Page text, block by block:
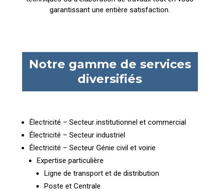
garantissant une entière satisfaction.
Notre gamme de services
diversifiés
Électricité – Secteur institutionnel et commercial
Électricité – Secteur industriel
Électricité – Secteur Génie civil et voirie
Expertise particulière
Ligne de transport et de distribution
Poste et Centrale